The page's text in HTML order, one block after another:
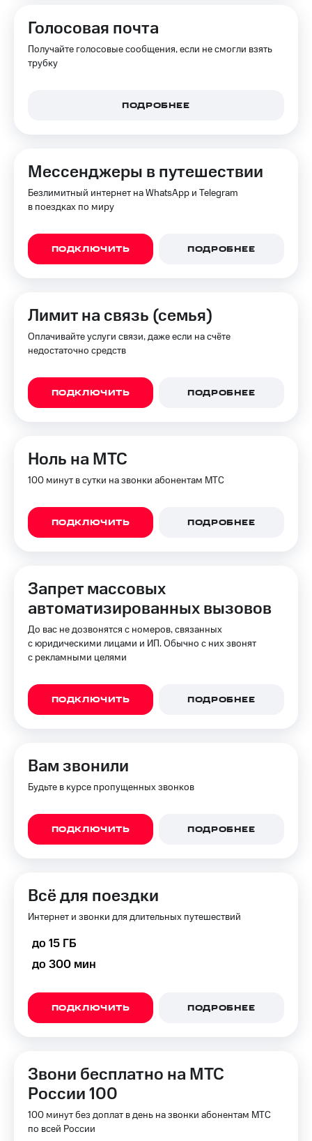
Голосовая почта
Получайте голосовые сообщения, если не смогли взять
трубку
ПОДРОБНЕЕ
Мессенджеры в путешествии
Безлимитный интернет на WhatsApp и Telegram
в поездках по миру
ПОДКЛЮЧИТЬ ПОДРОБНЕЕ
Лимит на связь (семья)
Оплачивайте услуги связи, даже если на счёте
недостаточно средств
ПОДКЛЮЧИТЬ ПОДРОБНЕЕ
Ноль на МТС
100 минут в сутки на звонки абонентам МТС
ПОДКЛЮЧИТЬ ПОДРОБНЕЕ
Запрет массовых
автоматизированных вызовов
До вас не дозвонятся с номеров, связанных
с юридическими лицами и ИП. Обычно с них звонят
с рекламными целями
ПОДКЛЮЧИТЬ ПОДРОБНЕЕ
Вам звонили
Будьте в курсе пропущенных звонков
ПОДКЛЮЧИТЬ ПОДРОБНЕЕ
Всё для поездки
Интернет и звонки для длительных путешествий
до 15 ГБ
до 300 мин
ПОДКЛЮЧИТЬ ПОДРОБНЕЕ
Звони бесплатно на МТС
России 100
100 минут без доплат в день на звонки абонентам МТС
по всей России